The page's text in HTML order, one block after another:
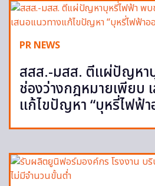
PR NEWS
สสส.-มสส. ตีแผ่ปัญหา
ช่องว่างกฎหมายเพียบ
แก้ไขปัญหา “บุหรี่ไฟฟ้า